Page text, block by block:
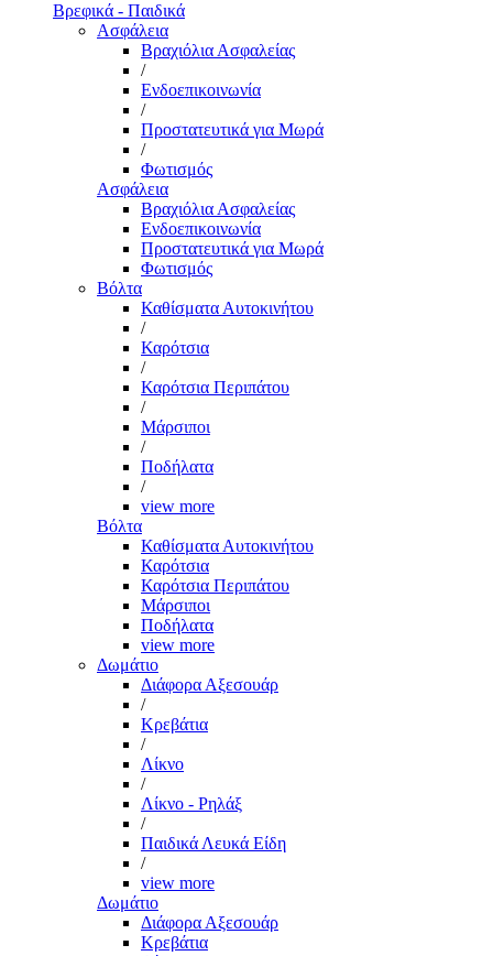
Βρεφικά - Παιδικά
Ασφάλεια
Βραχιόλια Ασφαλείας
/
Ενδοεπικοινωνία
/
Προστατευτικά για Μωρά
/
Φωτισμός
Ασφάλεια
Βραχιόλια Ασφαλείας
Ενδοεπικοινωνία
Προστατευτικά για Μωρά
Φωτισμός
Βόλτα
Καθίσματα Αυτοκινήτου
/
Καρότσια
/
Καρότσια Περιπάτου
/
Μάρσιποι
/
Ποδήλατα
/
view more
Βόλτα
Καθίσματα Αυτοκινήτου
Καρότσια
Καρότσια Περιπάτου
Μάρσιποι
Ποδήλατα
view more
Δωμάτιο
Διάφορα Αξεσουάρ
/
Κρεβάτια
/
Λίκνο
/
Λίκνο - Ρηλάξ
/
Παιδικά Λευκά Είδη
/
view more
Δωμάτιο
Διάφορα Αξεσουάρ
Κρεβάτια